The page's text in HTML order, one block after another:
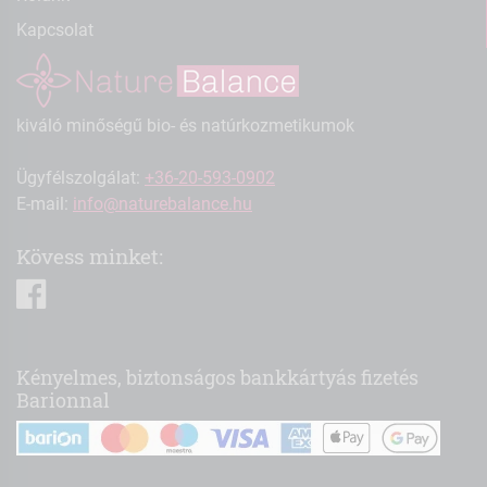
Kapcsolat
kiváló minőségű bio- és natúrkozmetikumok
Ügyfélszolgálat: +36-20-593-0902
E-mail: info@naturebalance.hu
Kövess minket:
Kényelmes, biztonságos bankkártyás fizetés
Barionnal